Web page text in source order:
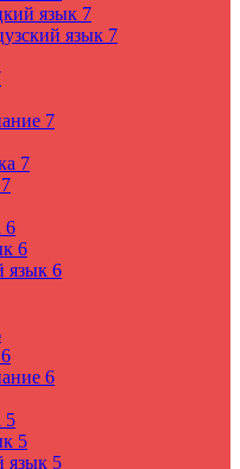
язык 7
язык 7
7
7
6
6
язык 6
6
5
5
язык 5